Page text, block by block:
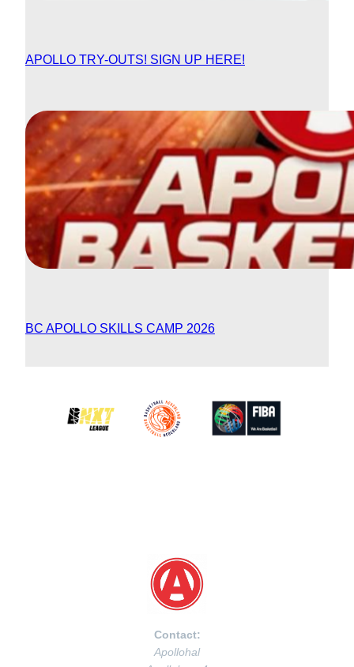
APOLLO TRY-OUTS! SIGN UP HERE!
BC APOLLO SKILLS CAMP 2026
Contact:
Apollohal